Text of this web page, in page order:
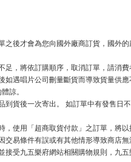
之後才會為您向國外廠商訂貨，國外
，將依訂購順序，取消訂單，請消
如遇唱片公司刪量斷貨而導致貨量供
諒。
到貨後一次寄出。 如訂單中有發售
使用「超商取貨付款」之訂單，將以
易條件有誤或有其他情形導致商店無
受九五樂府網站相關購物規則，九五